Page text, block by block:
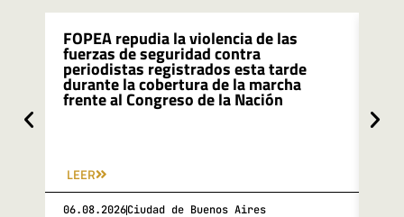
FOPEA repudia la violencia de las
fuerzas de seguridad contra
periodistas registrados esta tarde
durante la cobertura de la marcha
frente al Congreso de la Nación
LEER
06.08.2026Ciudad de Buenos Aires
de